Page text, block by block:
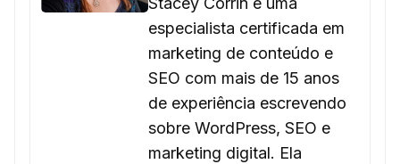
especialista certificada em
marketing de conteúdo e
SEO com mais de 15 anos
de experiência escrevendo
sobre WordPress, SEO e
marketing digital. Ela